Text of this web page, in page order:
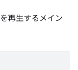
再生するメイン